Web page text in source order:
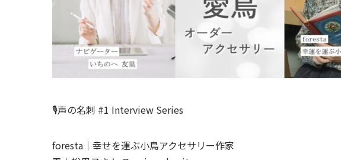
🎙声の名刺 #1 Interview Series
foresta｜幸せを運ぶ小鳥アクセサリー作家